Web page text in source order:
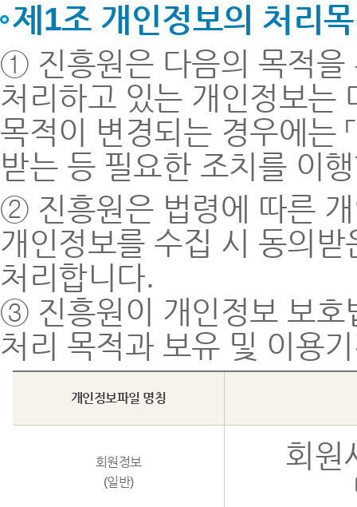
제1조 개인정보의 처리
① 진흥원은 다음의 목적을
처리하고 있는 개인정보는
목적이 변경되는 경우에는
받는 등 필요한 조치를 이
② 진흥원은 법령에 따른
개인정보를 수집 시 동의
처리합니다.
③ 진흥원이 개인정보 보호
처리 목적과 보유 및 이용
개인정보파일 명칭
회원정보
(일반)
회원